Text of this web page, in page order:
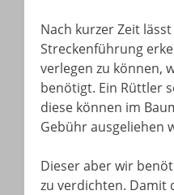
Nach kurzer Zeit
Streckenführung
verlegen zu können,
benötigt. Ein Rüttler
diese können im
Gebühr ausgeliehen
Dieser aber wir
zu verdichten. Damit